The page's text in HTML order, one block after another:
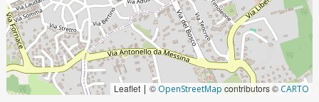
Leaflet | © OpenStreetMap contributors © CARTO